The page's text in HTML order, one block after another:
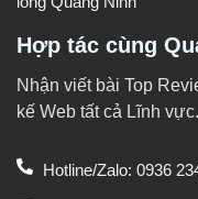
Hợp tác cùng
Nhận viết bài Top
kế Web tất cả Lĩnh vực.
Hotline/Zalo: 0936